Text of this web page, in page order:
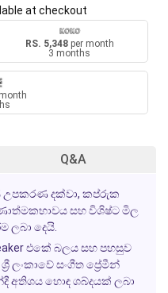
at checkout
RS. 5,348per month
3 months
Q&A
උපකරණ දක්වා, කප්රුක
සහ විශිෂ්ට මිල
ලබා දෙයි.
එකේ බලය සහ පහසුව
ලංකාවේ සංගීත ප්‍රේමීන්
අතිශය හොඳ ශබ්දයක් ලබා